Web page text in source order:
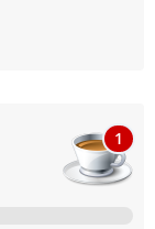
1